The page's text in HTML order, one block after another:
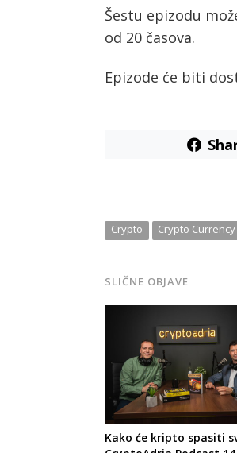
Šestu epizodu
od 20 časova.
Epizode će biti
Crypto Crypto Currency
SLIČNE OBJAVE
Kako će kripto spasiti